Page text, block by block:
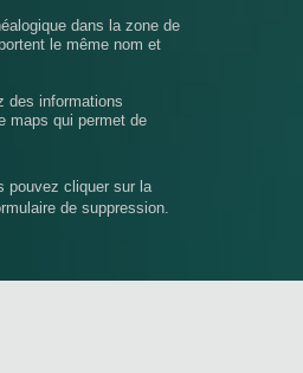
dans la zone de
le même nom et
des informations
maps qui permet de
pouvez cliquer sur la
de suppression.